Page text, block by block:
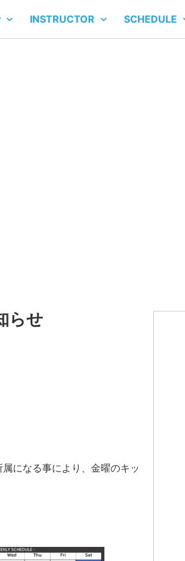
INSTRUCTOR SCHEDULE
らせ
になる事により、金曜のキッ